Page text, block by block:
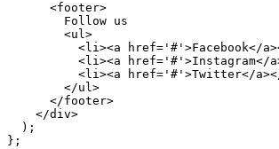
      <footer>
        Follow us
        <ul>
<li><a href='#'>Facebook</
<li><a
<li><a href='#'>Twitter</
        </ul>
      </footer>
    </div>
  );
};